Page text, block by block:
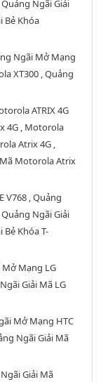
Ngãi Giải
Bẻ Khóa
Ngãi Mở Mạng
XT300 , Quảng
ATRIX 4G
4G , Motorola
Atrix 4G ,
Mã Motorola Atrix
V768 , Quảng
Ngãi Giải
Bẻ Khóa T-
Mạng LG
Giải Mã LG
Mở Mạng HTC
Ngãi Giải Mã
Giải Mã